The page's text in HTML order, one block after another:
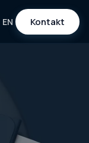
EN Kontakt